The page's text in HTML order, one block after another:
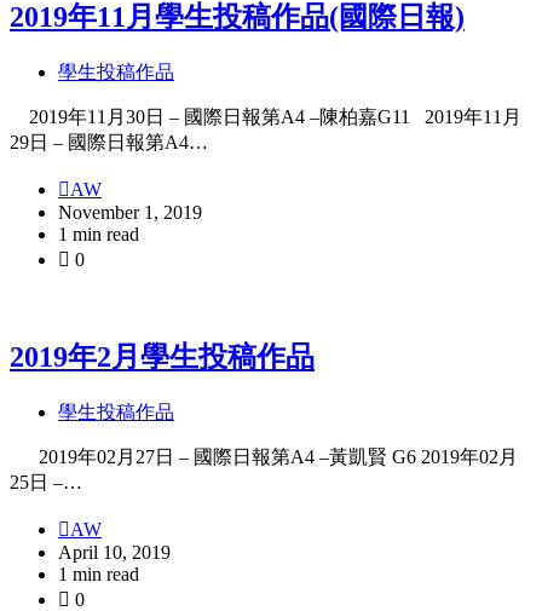
2019年11月學生投稿作品(國際日報)
學生投稿作品
2019年11月30日 – 國際日報第A4 –陳柏嘉G11 2019年11月
29日 – 國際日報第A4…
AW
November 1, 2019
1 min read
0
2019年2月學生投稿作品
學生投稿作品
2019年02月27日 – 國際日報第A4 –黃凱賢 G6 2019年02月
25日 –…
AW
April 10, 2019
1 min read
0